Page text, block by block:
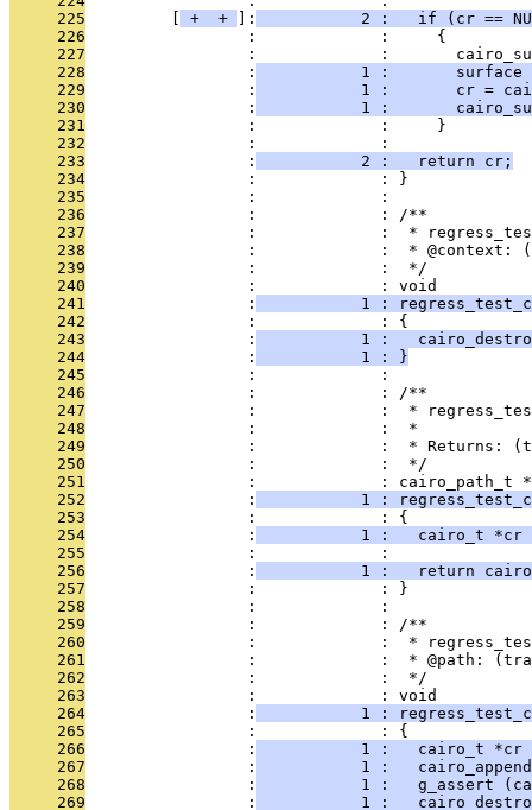
     225
+ + ]:
2 :   if (cr ==
     226
                 :             :     {
     227
:             :
     228
                 :
1 :       surface
     229
                 :
1 :       cr =
     230
                 :
1 :
     231
                 :             :     }
     232
                 :             :
     233
                 :
           2 :   return cr;
     234
                 :             : }
     235
                 :             :
     236
                 :             : /**
     237
:             :  *
     238
:             :  * @context:
     239
                 :             :  */
     240
                 :             : void
     241
                 :
1 :
     242
                 :             : {
     243
                 :
1 :
     244
                 :
           1 : }
     245
                 :             :
     246
                 :             : /**
     247
:             :  *
     248
                 :             :  *
     249
:             :  * Returns:
     250
                 :             :  */
     251
                 :             : cairo_path_t *
     252
                 :
1 :
     253
                 :             : {
     254
                 :
1 :   cairo_t *cr
     255
                 :             :
     256
                 :
1 :   return
     257
                 :             : }
     258
                 :             :
     259
                 :             : /**
     260
:             :  *
     261
:             :  * @path:
     262
                 :             :  */
     263
                 :             : void
     264
                 :
1 :
     265
                 :             : {
     266
                 :
1 :   cairo_t *cr
     267
                 :
1 :
     268
                 :
1 :   g_assert
     269
                 :
1 :